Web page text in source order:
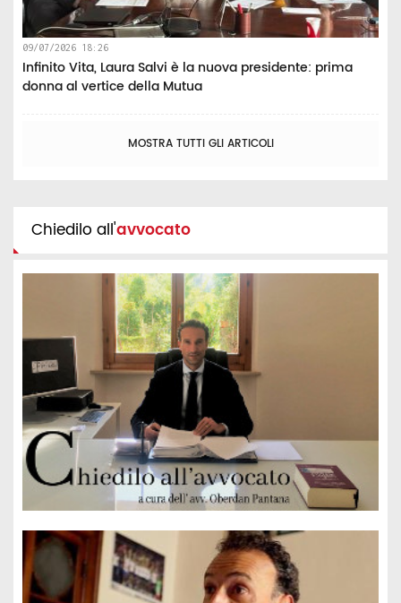
09/07/2026 18:26
Infinito Vita, Laura Salvi è la nuova presidente: prima
donna al vertice della Mutua
MOSTRA TUTTI GLI ARTICOLI
Chiedilo all'avvocato